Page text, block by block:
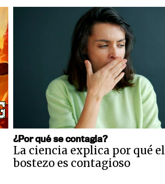
¿Por qué se contagia?
La ciencia explica por qué el
bostezo es contagioso